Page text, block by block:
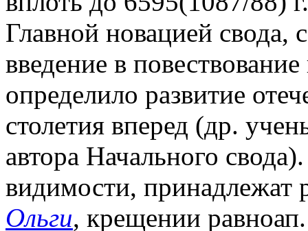
Главной новацией свода,
введение в
определило развитие
столетия вперед (др.
автора Начального
видимости, принадлежат
Ольги, крещении